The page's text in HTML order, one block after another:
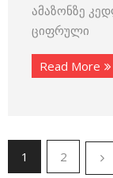
ამაზონზე
ციფრული
Read More
1 2